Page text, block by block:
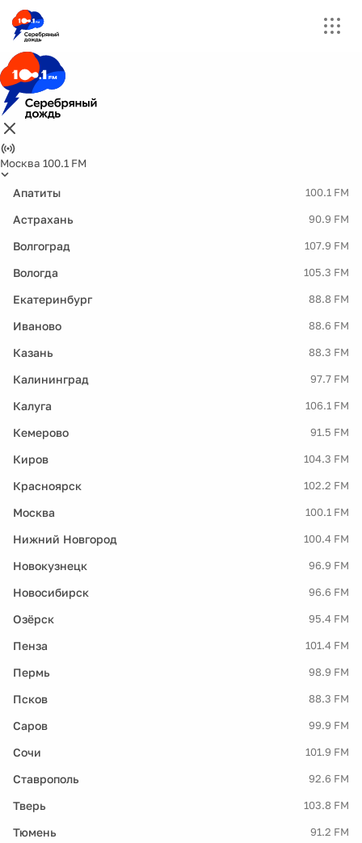
Москва 100.1 FM
Апатиты 100.1 FM
Астрахань 90.9 FM
Волгоград 107.9 FM
Вологда 105.3 FM
Екатеринбург 88.8 FM
Иваново 88.6 FM
Казань 88.3 FM
Калининград 97.7 FM
Калуга 106.1 FM
Кемерово 91.5 FM
Киров 104.3 FM
Красноярск 102.2 FM
Москва 100.1 FM
Нижний Новгород 100.4 FM
Новокузнецк 96.9 FM
Новосибирск 96.6 FM
Озёрск 95.4 FM
Пенза 101.4 FM
Пермь 98.9 FM
Псков 88.3 FM
Саров 99.9 FM
Сочи 101.9 FM
Ставрополь 92.6 FM
Тверь 103.8 FM
Тюмень 91.2 FM